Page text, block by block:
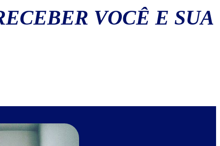
VOCÊ E SUA